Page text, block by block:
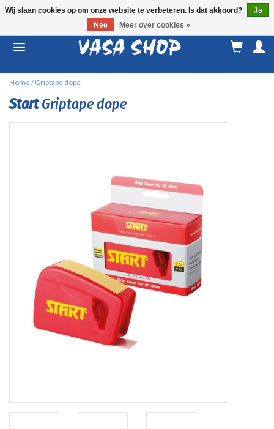
Home/Griptape dope
StartGriptape dope
Wij slaan cookies op om onze website te verbeteren. Is dat akkoord?
Ja
Nee
Meer over cookies »